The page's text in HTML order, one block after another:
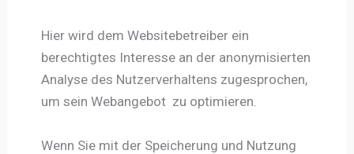
Hier wird dem Websitebetreiber ein
berechtigtes Interesse an der anonymisierten
Analyse des Nutzerverhaltens zugesprochen,
um sein Webangebot zu optimieren.
Wenn Sie mit der Speicherung und Nutzung